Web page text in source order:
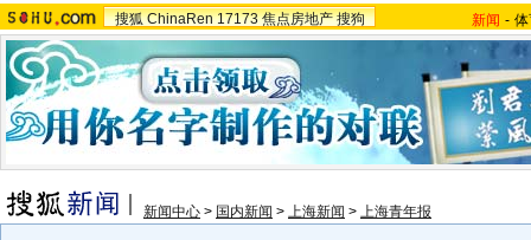
搜狐 ChinaRen 17173 焦点房地产 搜狗 新闻 -
新闻中心 > 国内新闻 > 上海新闻 > 上海青年报